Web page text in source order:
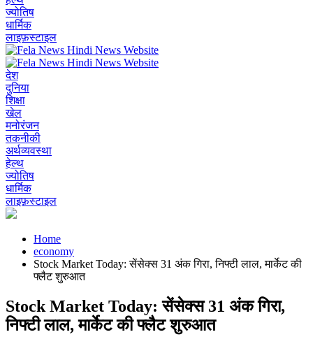
ज्योतिष
धार्मिक
लाइफ़स्टाइल
देश
दुनिया
शिक्षा
खेल
मनोरंजन
तकनीकी
अर्थव्यवस्था
हेल्थ
ज्योतिष
धार्मिक
लाइफ़स्टाइल
Home
economy
Stock Market Today: सेंसेक्स 31 अंक गिरा, निफ्टी लाल, मार्केट की
फ्लैट शुरुआत
Stock Market Today: सेंसेक्स 31 अंक गिरा,
निफ्टी लाल, मार्केट की फ्लैट शुरुआत